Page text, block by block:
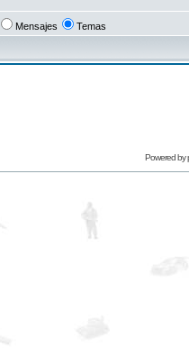
Mensajes Temas
Powered by